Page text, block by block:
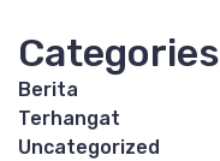
Categories
Berita
Terhangat
Uncategorized